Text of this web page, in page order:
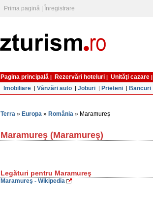
Prima pagină Înregistrare
Pagina principală | Rezervări hoteluri | Unităţi cazare |
Imobiliare | Vânzări auto | Joburi | Prieteni | Bancuri
Terra » Europa » România » Maramureş
Maramureş (Maramureş)
Legături pentru Maramureş
Maramureş - Wikipedia